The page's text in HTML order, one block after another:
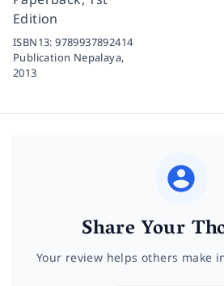
Edition
ISBN13:9789937892414
Publication Nepalaya,
2013
Share Your
Your review helps others make